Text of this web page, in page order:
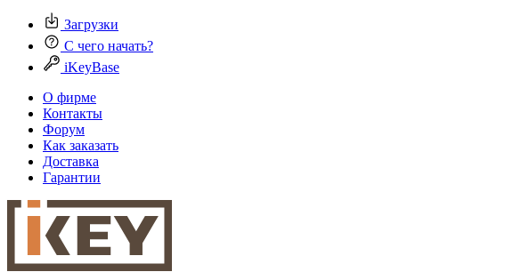
Загрузки
С чего начать?
iKeyBase
О фирме
Контакты
Форум
Как заказать
Доставка
Гарантии